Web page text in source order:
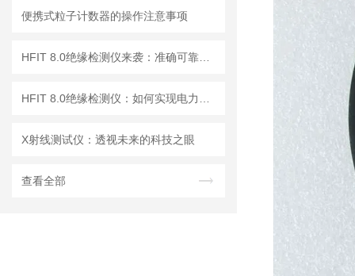
便携式粒子计数器的操作注意事项
X射线测试仪：透视未来的科技之眼
查看全部